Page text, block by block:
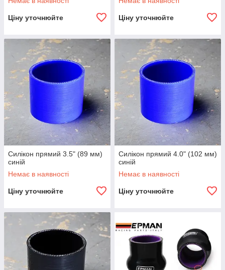
Ціну уточнюйте Ціну уточнюйте
Силікон прямий 3.5" (89 мм)
синій
Немає в наявності
Ціну уточнюйте
Силікон прямий 4.0" (102 мм)
синій
Немає в наявності
Ціну уточнюйте